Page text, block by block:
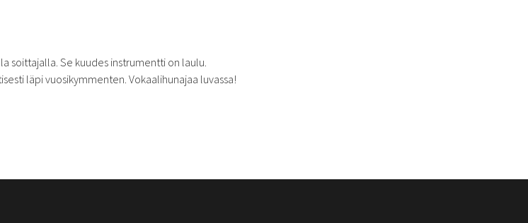
soittajalla. Se kuudes instrumentti on laulu.
läpi vuosikymmenten. Vokaalihunajaa luvassa!